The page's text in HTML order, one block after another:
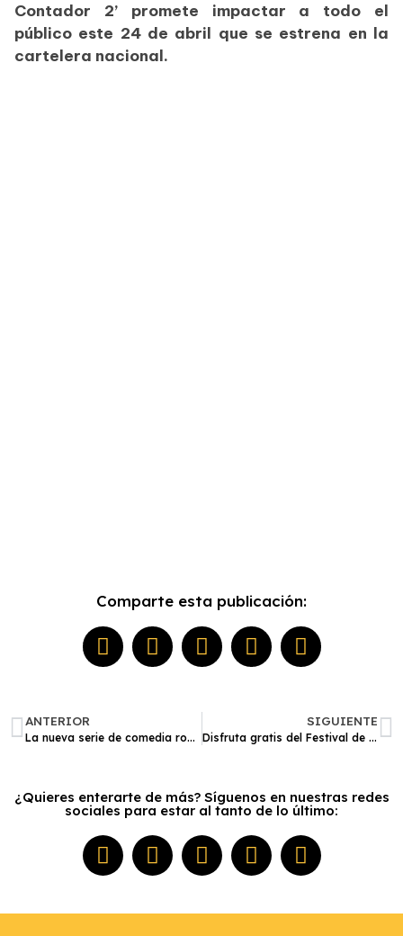
Contador 2’ promete impactar a todo el
público este 24 de abril que se estrena en la
cartelera nacional.
Comparte esta publicación:
ANTERIOR
La nueva serie de comedia romántica ‘@New Mamita, la madre de todas las mentiras’ ya está en Disney+
SIGUIENTE
Disfruta gratis del Festival de Cine Coreano 2025 en el CCPUCP: ¿Qué películas ver?
¿Quieres enterarte de más? Síguenos en nuestras redes
sociales para estar al tanto de lo último: